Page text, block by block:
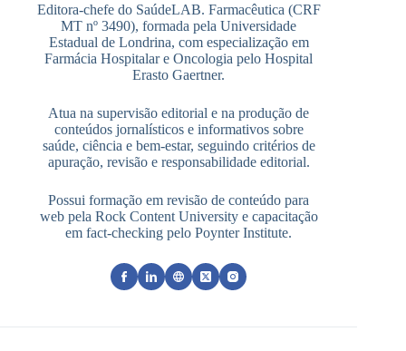
Editora-chefe do SaúdeLAB. Farmacêutica (CRF
MT nº 3490), formada pela Universidade
Estadual de Londrina, com especialização em
Farmácia Hospitalar e Oncologia pelo Hospital
Erasto Gaertner.
Atua na supervisão editorial e na produção de
conteúdos jornalísticos e informativos sobre
saúde, ciência e bem-estar, seguindo critérios de
apuração, revisão e responsabilidade editorial.
Possui formação em revisão de conteúdo para
web pela Rock Content University e capacitação
em fact-checking pelo Poynter Institute.